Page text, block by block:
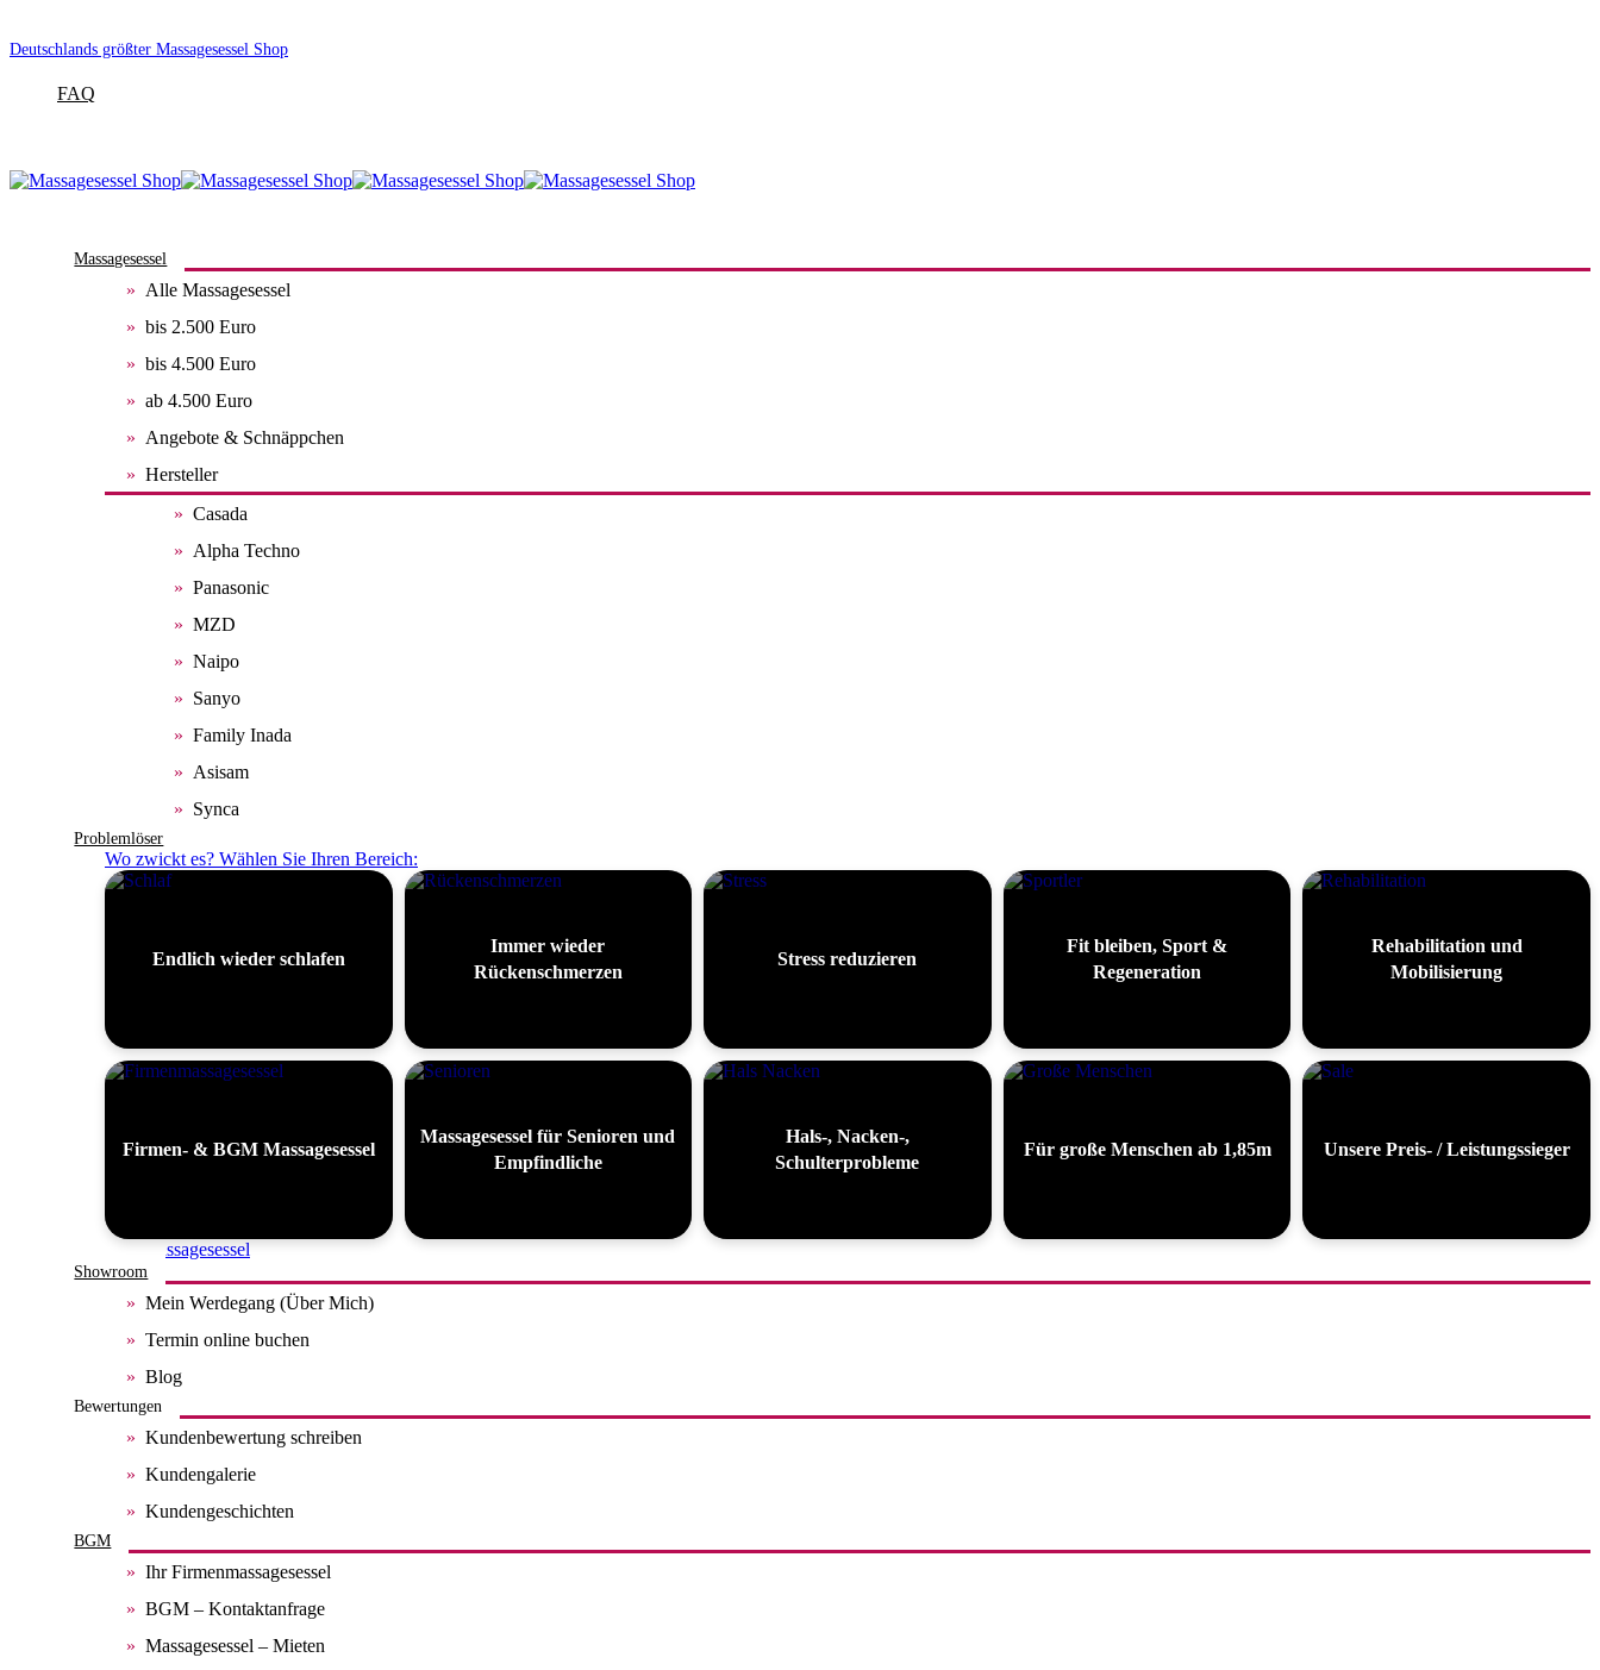
Deutschlands größter Massagesessel Shop
FAQ
Massagesessel
Alle Massagesessel
bis 2.500 Euro
bis 4.500 Euro
ab 4.500 Euro
Angebote & Schnäppchen
Hersteller
Casada
Alpha Techno
Panasonic
MZD
Naipo
Sanyo
Family Inada
Asisam
Synca
Problemlöser
Wo zwickt es? Wählen Sie Ihren Bereich:
Endlich wieder schlafen
Immer wieder
Rückenschmerzen
Stress reduzieren
Fit bleiben, Sport &
Regeneration
Rehabilitation und
Mobilisierung
Firmen- & BGM Massagesessel
Massagesessel für Senioren und
Empfindliche
Hals-, Nacken-,
Schulterprobleme
Für große Menschen ab 1,85m Unsere Preis- / Leistungssieger
Alle Massagesessel
Showroom
Mein Werdegang (Über Mich)
Termin online buchen
Blog
Bewertungen
Kundenbewertung schreiben
Kundengalerie
Kundengeschichten
BGM
Ihr Firmenmassagesessel
BGM – Kontaktanfrage
Massagesessel – Mieten